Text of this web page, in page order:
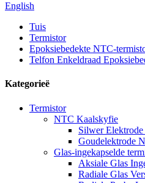
English
Tuis
Termistor
Epoksiebedekte NTC-
Telfon Enkeldraad
Kategorieë
Termistor
NTC Kaalskyfie
Silwer
Goudelektrode
Glas-ingekapselde
Aksiale Glas
Radiale Glas